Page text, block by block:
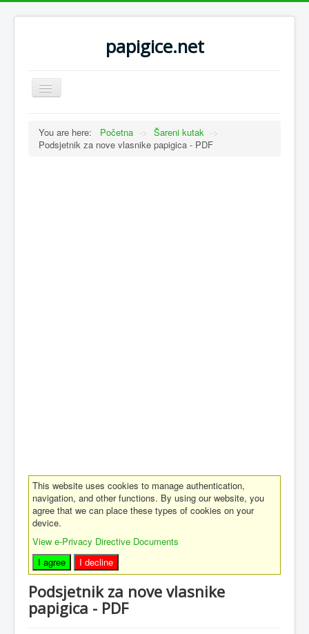
papigice.net
Toggle
Navigation
You are here: Početna -> Šareni kutak ->
Podsjetnik za nove vlasnike papigica - PDF
This website uses cookies to manage authentication,
navigation, and other functions. By using our website, you
agree that we can place these types of cookies on your
device.
View e-Privacy Directive Documents
I agree
I decline
Podsjetnik za nove vlasnike
papigica - PDF